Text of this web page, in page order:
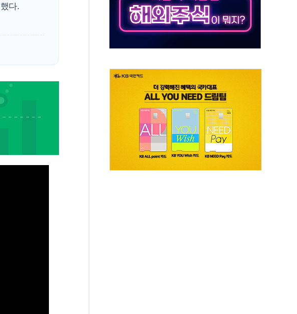
전남광주 구례 산불 32분 만에 주불 진화...인명피해 없어
캠코, 5918억원 규모 압류재산 1506건 공매
다.